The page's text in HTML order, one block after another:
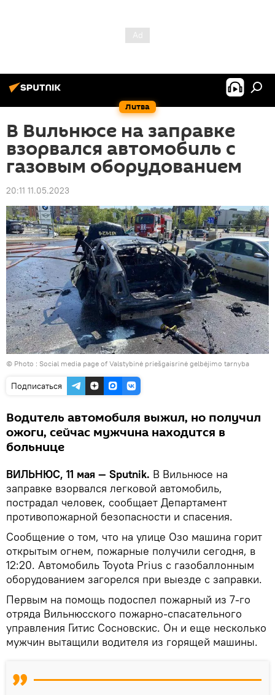
Литва
В Вильнюсе на заправке
взорвался автомобиль с
газовым оборудованием
20:11 11.05.2023
© Photo : Social media page of Valstybinė priešgaisrinė gelbėjimo tarnyba
Подписаться
Водитель автомобиля выжил, но получил
ожоги, сейчас мужчина находится в
больнице
ВИЛЬНЮС, 11 мая — Sputnik. В Вильнюсе на
заправке взорвался легковой автомобиль,
пострадал человек, сообщает Департамент
противопожарной безопасности и спасения.
Сообщение о том, что на улице Озо машина горит
открытым огнем, пожарные получили сегодня, в
12:20. Автомобиль Toyota Prius с газобаллонным
оборудованием загорелся при выезде с заправки.
Первым на помощь подоспел пожарный из 7-го
отряда Вильнюсского пожарно-спасательного
управления Гитис Сосновскис. Он и еще несколько
мужчин вытащили водителя из горящей машины.